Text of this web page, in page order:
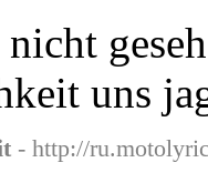
uns
- http://